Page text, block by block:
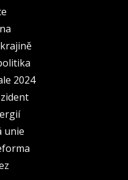
2024
unie